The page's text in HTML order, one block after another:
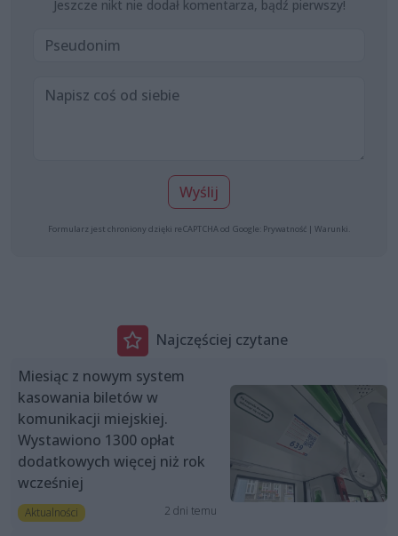
Jeszcze nikt nie dodał komentarza, bądź pierwszy!
Wyślij
Formularz jest chroniony dzięki reCAPTCHA od Google: Prywatność | Warunki
Najczęściej czytane
Miesiąc z nowym system
kasowania biletów w
komunikacji miejskiej.
Wystawiono 1300 opłat
dodatkowych więcej niż rok
wcześniej
Aktualności 2 dni temu